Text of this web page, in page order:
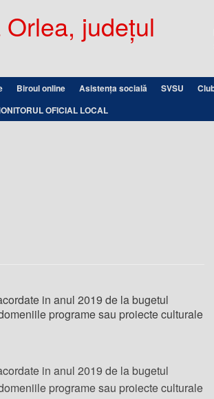
județul
Biroul online Asistența socială SVSU
OFICIAL LOCAL
in anul 2019 de la bugetul
programe sau proiecte culturale
in anul 2019 de la bugetul
programe sau proiecte culturale